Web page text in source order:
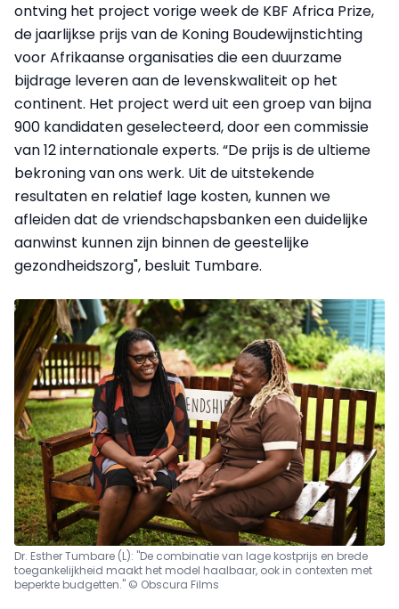
ontving het project vorige week de KBF Africa Prize,
de jaarlijkse prijs van de Koning Boudewijnstichting
voor Afrikaanse organisaties die een duurzame
bijdrage leveren aan de levenskwaliteit op het
continent. Het project werd uit een groep van bijna
900 kandidaten geselecteerd, door een commissie
van 12 internationale experts. “De prijs is de ultieme
bekroning van ons werk. Uit de uitstekende
resultaten en relatief lage kosten, kunnen we
afleiden dat de vriendschapsbanken een duidelijke
aanwinst kunnen zijn binnen de geestelijke
gezondheidszorg", besluit Tumbare.
Dr. Esther Tumbare (L): "De combinatie van lage kostprijs en brede
toegankelijkheid maakt het model haalbaar, ook in contexten met
beperkte budgetten." © Obscura Films